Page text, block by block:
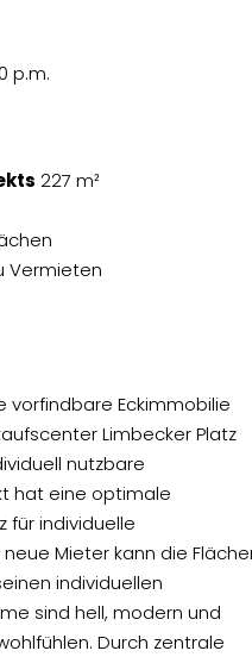
p.m.
227 m²
Vermieten
vorfindbare Eckimmobilie
Limbecker Platz
nutzbare
hat eine optimale
für individuelle
Mieter kann die
individuellen
sind hell, modern und
Durch zentrale